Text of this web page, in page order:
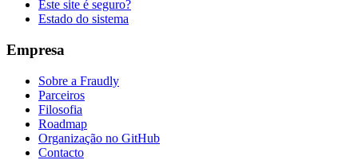
Este site é seguro?
Estado do sistema
Empresa
Sobre a Fraudly
Parceiros
Filosofia
Roadmap
Organização no GitHub
Contacto